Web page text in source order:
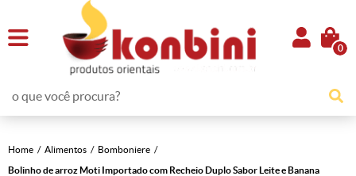
0
Home Alimentos
Bomboniere
Bolinho de arroz Moti Importado com Recheio Duplo Sabor Leite e Banana